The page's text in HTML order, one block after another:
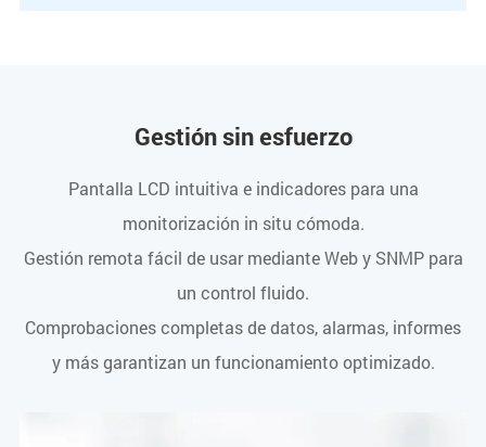
Gestión sin esfuerzo
Pantalla LCD intuitiva e indicadores para una
monitorización in situ cómoda.
Gestión remota fácil de usar mediante Web y SNMP para
un control fluido.
Comprobaciones completas de datos, alarmas, informes
y más garantizan un funcionamiento optimizado.